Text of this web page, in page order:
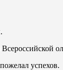
успехов.